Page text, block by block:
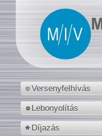
Versenyfelhívás
Lebonyolítás
Díjazás